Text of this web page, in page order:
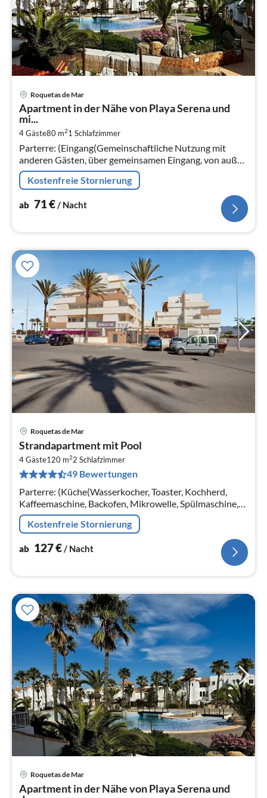
Roquetas de Mar
Apartment in der Nähe von Playa Serena und
mi...
4 Gäste80 m21 Schlafzimmer
Parterre: (Eingang(Gemeinschaftliche Nutzung mit
anderen Gästen, über gemeinsamen Eingang, von außen
erreichbar)) In der 1.
Kostenfreie Stornierung
ab 71€/ Nacht
Roquetas de Mar
Strandapartment mit Pool
4 Gäste120 m22 Schlafzimmer
49 Bewertungen
Parterre: (Küche(Wasserkocher, Toaster, Kochherd,
Kaffeemaschine, Backofen, Mikrowelle, Spülmaschine,
Kühlschrank, Tiefkühlschrank, Waschmaschine)
Kostenfreie Stornierung
ab 127€ / Nacht
Roquetas de Mar
Apartment in der Nähe von Playa Serena und